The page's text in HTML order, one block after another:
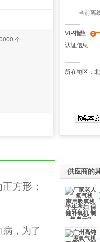
个
当前离
VIP指数:
认证信息:
所在地区：
方形；
病，为了
供应商的